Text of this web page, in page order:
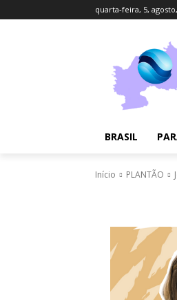
quarta-feira, 5,
BRASIL
Início PLANTÃO